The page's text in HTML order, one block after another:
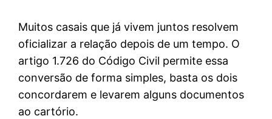
Muitos casais que já vivem juntos resolvem
oficializar a relação depois de um tempo. O
artigo 1.726 do Código Civil permite essa
conversão de forma simples, basta os dois
concordarem e levarem alguns documentos
ao cartório.